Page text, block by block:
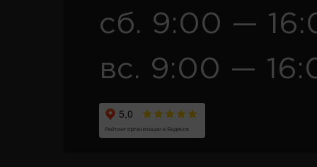
сб. 9:00 —
вс. 9:00 —